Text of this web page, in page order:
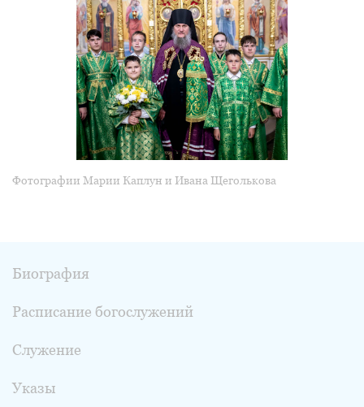
Фотографии Марии Каплун и Ивана Щеголькова
Биография
Расписание богослужений
Служение
Указы